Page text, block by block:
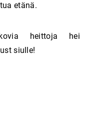
etänä.
heittoja hei
siulle!